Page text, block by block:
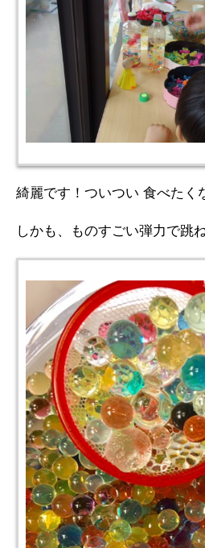
綺麗です！ついつい 食べたく
しかも、ものすごい弾力で跳